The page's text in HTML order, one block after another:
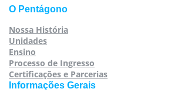
O Pentágono
Nossa História
Unidades
Ensino
Processo de Ingresso
Certificações e Parcerias
Informações Gerais